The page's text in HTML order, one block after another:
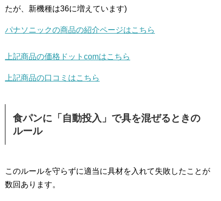
たが、新機種は36に増えています)
パナソニックの商品の紹介ページはこちら
上記商品の価格ドットcomはこちら
上記商品の口コミはこちら
食パンに「自動投入」で具を混ぜるときの
ルール
このルールを守らずに適当に具材を入れて失敗したことが
数回あります。